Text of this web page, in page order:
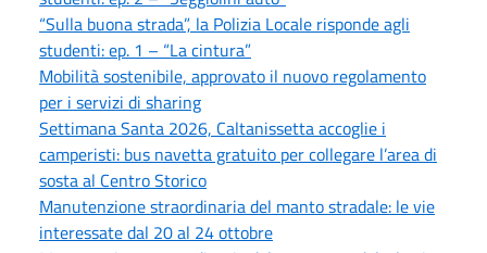
“Sulla buona strada”, la Polizia Locale risponde agli
studenti: ep. 1 – “La cintura”
Mobilità sostenibile, approvato il nuovo regolamento
per i servizi di sharing
Settimana Santa 2026, Caltanissetta accoglie i
camperisti: bus navetta gratuito per collegare l’area di
sosta al Centro Storico
Manutenzione straordinaria del manto stradale: le vie
interessate dal 20 al 24 ottobre